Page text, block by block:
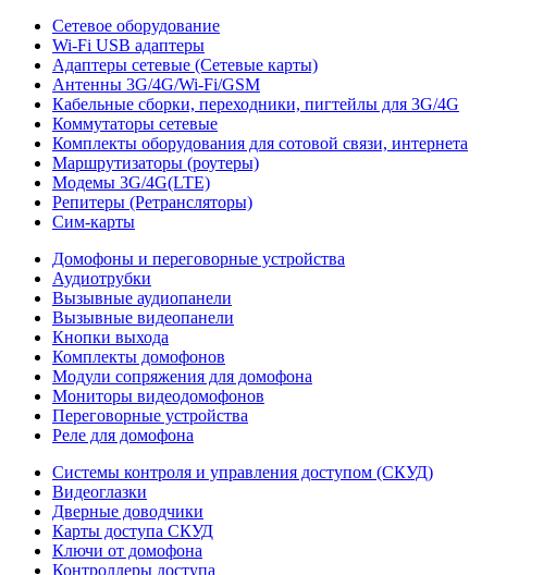
Сетевое оборудование
Wi-Fi USB адаптеры
Адаптеры сетевые (Сетевые карты)
Антенны 3G/4G/Wi-Fi/GSM
Кабельные сборки, переходники, пигтейлы для 3G/4G
Коммутаторы сетевые
Комплекты оборудования для сотовой связи, интернета
Маршрутизаторы (роутеры)
Модемы 3G/4G(LTE)
Репитеры (Ретрансляторы)
Сим-карты
Домофоны и переговорные устройства
Аудиотрубки
Вызывные аудиопанели
Вызывные видеопанели
Кнопки выхода
Комплекты домофонов
Модули сопряжения для домофона
Мониторы видеодомофонов
Переговорные устройства
Реле для домофона
Системы контроля и управления доступом (СКУД)
Видеоглазки
Дверные доводчики
Карты доступа СКУД
Ключи от домофона
Контроллеры доступа